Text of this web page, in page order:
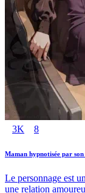
3K 8
Maman hypnotisée par
Le personnage est
une relation